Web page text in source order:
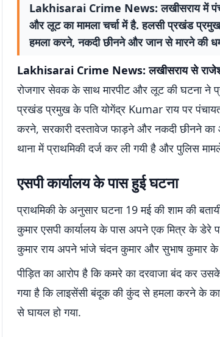
Lakhisarai Crime News: लखीसराय में
और लूट का मामला चर्चा में है. हलसी प्रखंड
हमला करने, नकदी छीनने और जान से मारने की
Lakhisarai Crime News: लखीसराय से राजेश
रोजगार सेवक के साथ मारपीट और लूट की घटना ने
प्रखंड प्रमुख के पति योगेंद्र Kumar राय पर
करने, सरकारी दस्तावेज फाड़ने और नकदी छीनने का
थाना में प्राथमिकी दर्ज कर ली गयी है और पुलिस
एसपी कार्यालय के पास हुई घटना
प्राथमिकी के अनुसार घटना 19 मई की शाम की
कुमार एसपी कार्यालय के पास अपने एक मित्र के डेरे
कुमार राय अपने भांजे चंदन कुमार और सुभाष कुमार
पीड़ित का आरोप है कि कमरे का दरवाजा बंद कर
गया है कि लाइसेंसी बंदूक की कुंद से हमला करने के
से घायल हो गया.